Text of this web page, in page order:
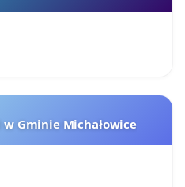
Gminie Michałowice